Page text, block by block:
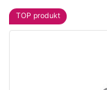
TOP produkt